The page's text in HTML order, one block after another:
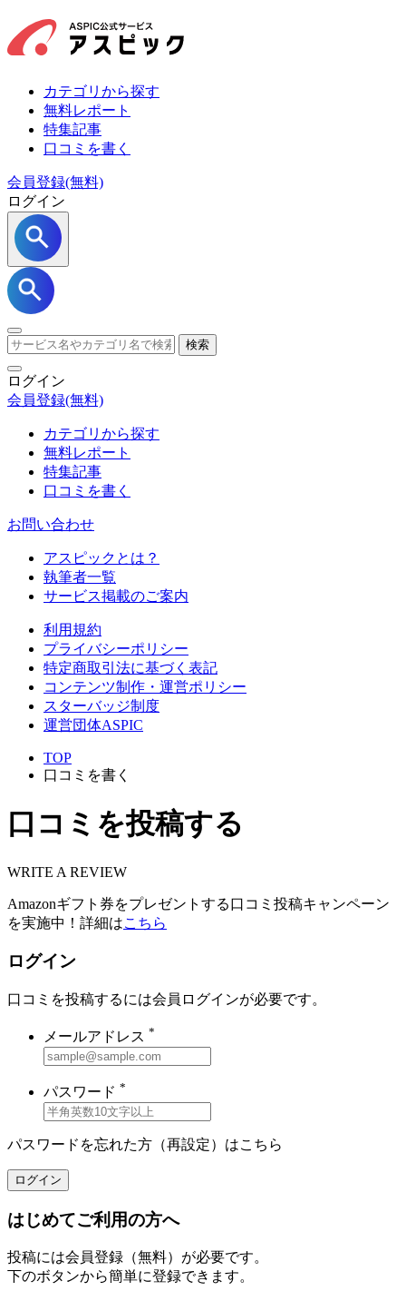
カテゴリから探す
無料レポート
特集記事
口コミを書く
会員登録(無料)
ログイン
検索
ログイン
会員登録(無料)
カテゴリから探す
無料レポート
特集記事
口コミを書く
お問い合わせ
アスピックとは？
執筆者一覧
サービス掲載のご案内
利用規約
プライバシーポリシー
特定商取引法に基づく表記
コンテンツ制作・運営ポリシー
スターバッジ制度
運営団体ASPIC
TOP
口コミを書く
口コミを投稿する
WRITE A REVIEW
Amazonギフト券をプレゼントする口コミ投稿キャンペーン
を実施中！詳細はこちら
ログイン
口コミを投稿するには会員ログインが必要です。
メールアドレス *
パスワード *
パスワードを忘れた方（再設定）はこちら
ログイン
はじめてご利用の方へ
投稿には会員登録（無料）が必要です。
下のボタンから簡単に登録できます。